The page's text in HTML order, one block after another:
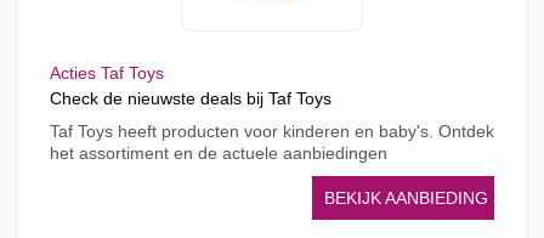
Acties Taf Toys
Check de nieuwste deals bij Taf Toys
Taf Toys heeft producten voor kinderen en baby's. Ontdek
het assortiment en de actuele aanbiedingen
BEKIJK AANBIEDING